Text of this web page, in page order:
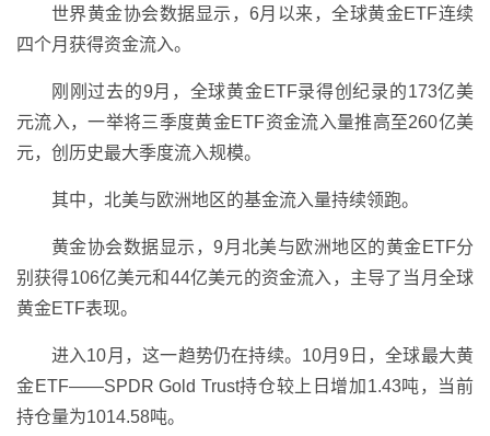
世界黄金协会数据显示，6月以来，全球黄金ETF连续
四个月获得资金流入。
刚刚过去的9月，全球黄金ETF录得创纪录的173亿美
元流入，一举将三季度黄金ETF资金流入量推高至260亿美
元，创历史最大季度流入规模。
其中，北美与欧洲地区的基金流入量持续领跑。
黄金协会数据显示，9月北美与欧洲地区的黄金ETF分
别获得106亿美元和44亿美元的资金流入，主导了当月全球
黄金ETF表现。
进入10月，这一趋势仍在持续。10月9日，全球最大黄
金ETF——SPDR Gold Trust持仓较上日增加1.43吨，当前
持仓量为1014.58吨。